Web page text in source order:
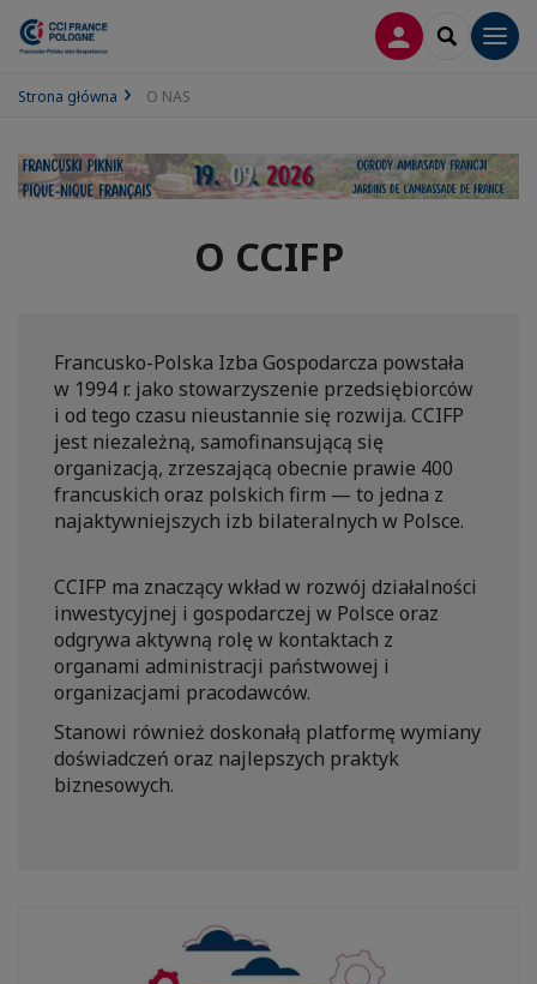
LOGOWANIE
SEARCH
Strona główna O NAS
O CCIFP
Francusko-Polska Izba Gospodarcza powstała
w 1994 r. jako stowarzyszenie przedsiębiorców
i od tego czasu nieustannie się rozwija. CCIFP
jest niezależną, samofinansującą się
organizacją, zrzeszającą obecnie prawie 400
francuskich oraz polskich firm — to jedna z
najaktywniejszych izb bilateralnych w Polsce.
CCIFP ma znaczący wkład w rozwój działalności
inwestycyjnej i gospodarczej w Polsce oraz
odgrywa aktywną rolę w kontaktach z
organami administracji państwowej i
organizacjami pracodawców.
Stanowi również doskonałą platformę wymiany
doświadczeń oraz najlepszych praktyk
biznesowych.